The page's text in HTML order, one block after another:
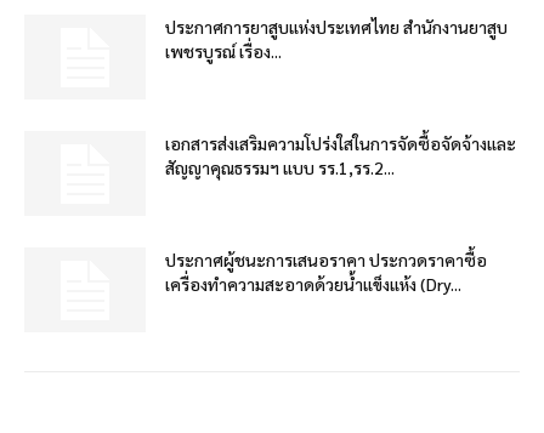
ประกาศการยาสูบแห่งประเทศไทย สำนักงานยาสูบ
เพชรบูรณ์ เรื่อง...
เอกสารส่งเสริมความโปร่งใสในการจัดซื้อจัดจ้างและ
สัญญาคุณธรรมฯ แบบ รร.1,รร.2...
ประกาศผู้ชนะการเสนอราคา ประกวดราคาซื้อ
เครื่องทำความสะอาดด้วยน้ำแข็งแห้ง (Dry...